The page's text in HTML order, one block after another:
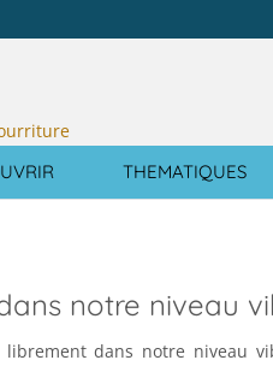
THEMATIQUES
notre niveau
dans notre niveau